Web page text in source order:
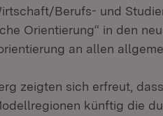
Berufs- und
Orientierung“ in den
an allen
zeigten sich erfreut,
künftig die